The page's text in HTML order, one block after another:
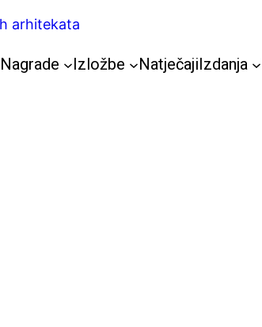
Nagrade Izložbe NatječajiIzdanja